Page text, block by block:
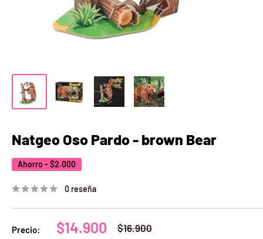
Natgeo Oso Pardo - brown Bear
Ahorro -$2.000
0 reseña
Precio:
Precio
$14.900
Precio
$16.900